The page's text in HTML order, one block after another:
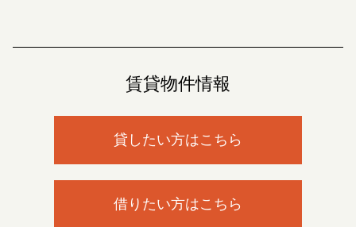
賃貸物件情報
貸したい方はこちら
借りたい方はこちら